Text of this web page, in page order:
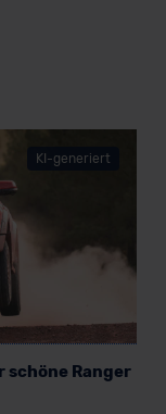
KI-generiert
schöne Ranger